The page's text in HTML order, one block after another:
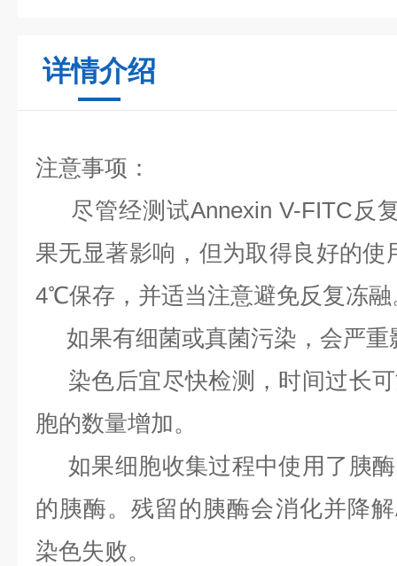
详情介绍
注意事项：
尽管经测试Annexin V-FITC反
果无显著影响，但为取得良好的使
4℃保存，并适当注意避免反复冻融
如果有细菌或真菌污染，会严重
染色后宜尽快检测，时间过长
胞的数量增加。
如果细胞收集过程中使用了胰
的胰酶。残留的胰酶会消化并降
染色失败。